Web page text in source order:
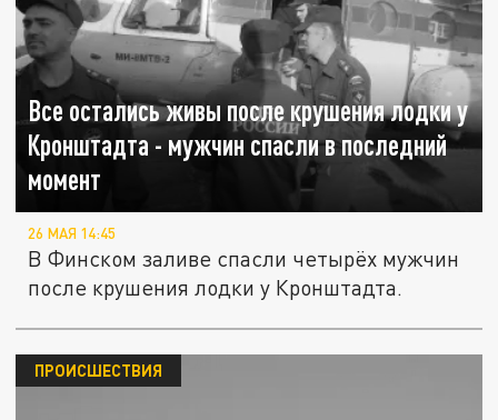
Все остались живы после крушения лодки у
Кронштадта - мужчин спасли в последний
момент
26 МАЯ 14:45
В Финском заливе спасли четырёх мужчин
после крушения лодки у Кронштадта.
ПРОИСШЕСТВИЯ